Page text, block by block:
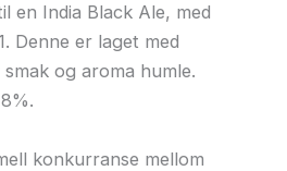
en India Black Ale, med
Denne er laget med
og aroma humle.
konkurranse mellom